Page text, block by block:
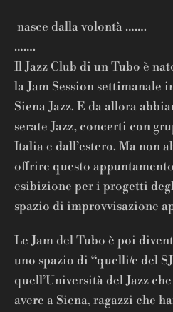
nasce dalla volontà …….
…….
Il Jazz Club di un Tubo è
la Jam Session settimanale
Siena Jazz. E da allora
serate Jazz, concerti con
Italia e dall’estero. Ma non
offrire questo
esibizione per i progetti
spazio di improvvisazione
Le Jam del Tubo è poi
uno spazio di “quelli/e del
quell’Università del Jazz
avere a Siena, ragazzi che